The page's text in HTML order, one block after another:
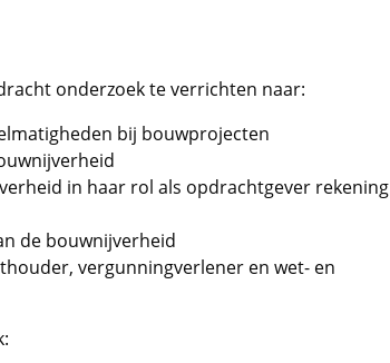
onderzoek te verrichten naar:
bij bouwprojecten
in haar rol als opdrachtgever rekening
de bouwnijverheid
vergunningverlener en wet- en